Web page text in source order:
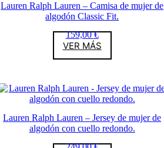
Lauren Ralph Lauren – Camisa de mujer de
algodón Classic Fit.
159,00€
VER MÁS
Lauren Ralph Lauren – Jersey de mujer de
algodón con cuello redondo.